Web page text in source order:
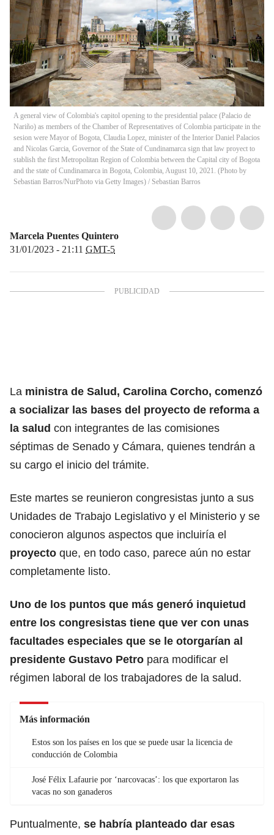
A general view of Colombia's capitol opening to the presidential palace (Palacio de
Nariño) as members of the Chamber of Representatives of Colombia participate in the
sesion were Mayor of Bogota, Claudia Lopez, minister of the Interior Daniel Palacios
and Nicolas Garcia, Governor of the State of Cundinamarca sign that law proyect to
stablish the first Metropolitan Region of Colombia between the Capital city of Bogota
and the state of Cundinamarca in Bogota, Colombia, August 10, 2021. (Photo by
Sebastian Barros/NurPhoto via Getty Images) / Sebastian Barros
Marcela Puentes Quintero
31/01/2023 - 21:11 GMT-5
La ministra de Salud, Carolina Corcho, comenzó
a socializar las bases del proyecto de reforma a
la salud con integrantes de las comisiones
séptimas de Senado y Cámara, quienes tendrán a
su cargo el inicio del trámite.
Este martes se reunieron congresistas junto a sus
Unidades de Trabajo Legislativo y el Ministerio y se
conocieron algunos aspectos que incluiría el
proyecto que, en todo caso, parece aún no estar
completamente listo.
Uno de los puntos que más generó inquietud
entre los congresistas tiene que ver con unas
facultades especiales que se le otorgarían al
presidente Gustavo Petro para modificar el
régimen laboral de los trabajadores de la salud.
Más información
Estos son los países en los que se puede usar la licencia de
conducción de Colombia
José Félix Lafaurie por ‘narcovacas’: los que exportaron las
vacas no son ganaderos
Puntualmente, se habría planteado dar esas